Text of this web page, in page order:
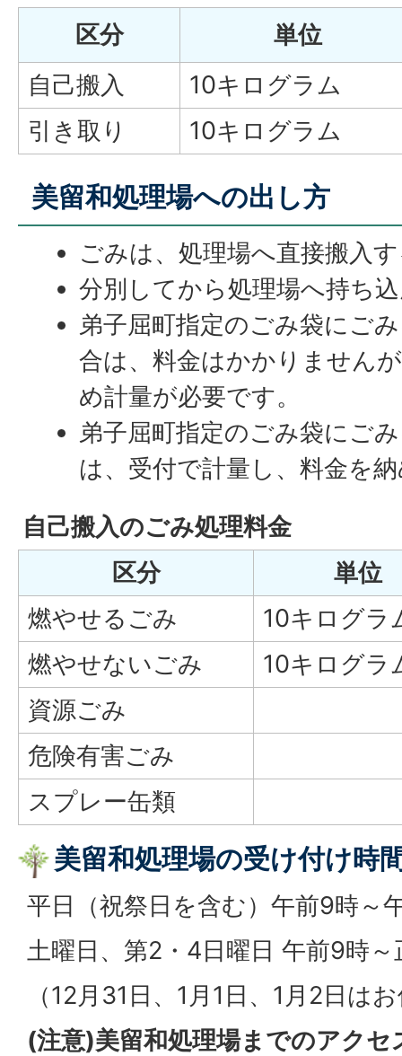
区分
単位
自己搬入
10キログラム
引き取り
10キログラム
美留和処理場への出し方
ごみは、処理場へ直接搬入
分別してから処理場へ持ち
弟子屈町指定のごみ袋にご
合は、料金はかかりません
め計量が必要です。
弟子屈町指定のごみ袋にご
は、受付で計量し、料金を
自己搬入のごみ処理料金
区分
単位
燃やせるごみ
10キログラ
燃やせないごみ
10キログラ
資源ごみ
危険有害ごみ
スプレー缶類
美留和処理場の受け付け時
平日（祝祭日を含む）午前9時～
土曜日、第2・4日曜日 午前9時～
（12月31日、1月1日、1月2日は
(注意)美留和処理場までのアク